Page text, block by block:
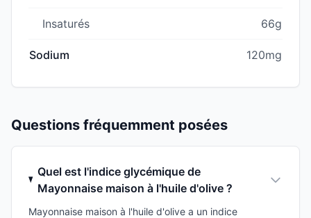
Insaturés 66g
Sodium 120mg
Questions fréquemment posées
Quel est l'indice glycémique de
Mayonnaise maison à l'huile d'olive ?
Mayonnaise maison à l'huile d'olive a un indice